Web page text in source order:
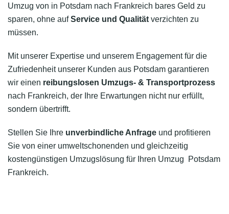
Umzug von in Potsdam nach Frankreich bares Geld zu
sparen, ohne aufService und Qualität verzichten zu
müssen.
Mit unserer Expertise und unserem Engagement für die
Zufriedenheit unserer Kunden aus Potsdam garantieren
wir einen reibungslosen Umzugs- & Transportprozess
nach Frankreich, der Ihre Erwartungen nicht nur erfüllt,
sondern übertrifft.
Stellen Sie Ihre unverbindliche Anfrage und profitieren
Sie von einer umweltschonenden und gleichzeitig
kostengünstigen Umzugslösung für Ihren Umzug Potsdam
Frankreich.